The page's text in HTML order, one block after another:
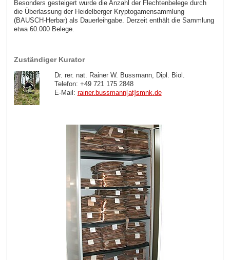
Besonders gesteigert wurde die Anzahl der Flechtenbelege durch
die Überlassung der Heidelberger Kryptogamensammlung
(BAUSCH-Herbar) als Dauerleihgabe. Derzeit enthält die Sammlung
etwa 60.000 Belege.
Zuständiger Kurator
Dr. rer. nat. Rainer W. Bussmann, Dipl. Biol.
Telefon: +49 721 175 2848
E-Mail: rainer.bussmann[at]smnk de